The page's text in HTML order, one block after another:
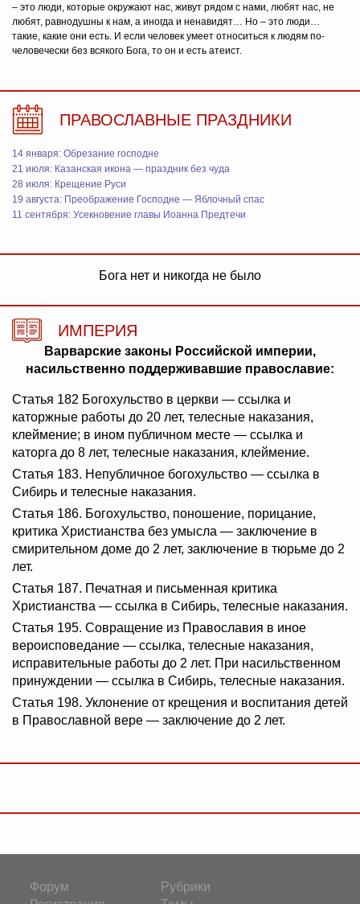
– это люди, которые окружают нас, живут рядом с нами, любят нас, не
любят, равнодушны к нам, а иногда и ненавидят… Но – это люди…
такие, какие они есть. И если человек умеет относиться к людям по-
человечески без всякого Бога, то он и есть атеист.
ПРАВОСЛАВНЫЕ ПРАЗДНИКИ
14 января: Обрезание господне
21 июля: Казанская икона — праздник без чуда
28 июля: Крещение Руси
19 августа: Преображение Господне — Яблочный спас
11 сентября: Усекновение главы Иоанна Предтечи
Бога нет и никогда не было
ИМПЕРИЯ
Варварские законы Российской империи,
насильственно поддерживавшие православие:
Статья 182 Богохульство в церкви — ссылка и
каторжные работы до 20 лет, телесные наказания,
клеймение; в ином публичном месте — ссылка и
каторга до 8 лет, телесные наказания, клеймение.
Статья 183. Непубличное богохульство — ссылка в
Сибирь и телесные наказания.
Статья 186. Богохульство, поношение, порицание,
критика Христианства без умысла — заключение в
смирительном доме до 2 лет, заключение в тюрьме до 2
лет.
Статья 187. Печатная и письменная критика
Христианства — ссылка в Сибирь, телесные наказания.
Статья 195. Совращение из Православия в иное
вероисповедание — ссылка, телесные наказания,
исправительные работы до 2 лет. При насильственном
принуждении — ссылка в Сибирь, телесные наказания.
Статья 198. Уклонение от крещения и воспитания детей
в Православной вере — заключение до 2 лет.
Форум
Рубрики